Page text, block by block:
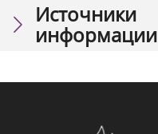
Источники
информации